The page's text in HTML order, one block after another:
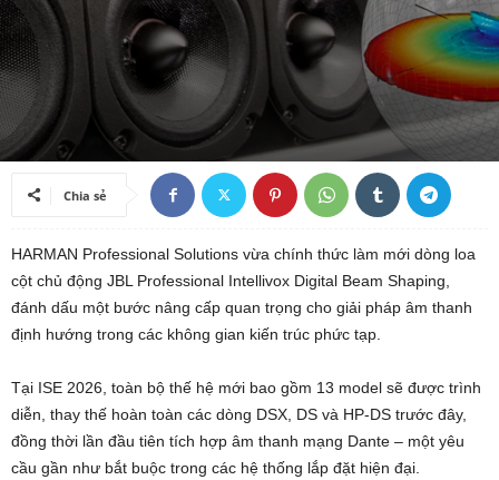
03/02/2026
Chia sẻ
HARMAN Professional Solutions vừa chính thức làm mới dòng loa
cột chủ động JBL Professional Intellivox Digital Beam Shaping,
đánh dấu một bước nâng cấp quan trọng cho giải pháp âm thanh
định hướng trong các không gian kiến trúc phức tạp.
Tại ISE 2026, toàn bộ thế hệ mới bao gồm 13 model sẽ được trình
diễn, thay thế hoàn toàn các dòng DSX, DS và HP-DS trước đây,
đồng thời lần đầu tiên tích hợp âm thanh mạng Dante – một yêu
cầu gần như bắt buộc trong các hệ thống lắp đặt hiện đại.